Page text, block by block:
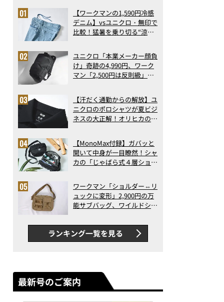
【ワークマンの1,590円冷感
デニム】vsユニクロ・無印で
比較！猛暑を乗り切る“涼感
で決定版
ユニクロ「本業メーカー顔負
け」奇跡の4,990円、ワーク
マン「2,500円は反則級」凄
ト3】（2026年6月版）
【汗だく通勤からの解放】ユ
ニクロのポロシャツが夏ビジ
ネスの大正解！オリヒカの透
アの実力
【MonoMax付録】ガバッと
開いて中身が一目瞭然！シャ
カの「じゃばら式４層ショル
った！
ワークマン「ショルダー⇔リ
ュックに変形」2,900円の万
能サブバッグ、ワイルドシン
録…ほか【休日バッグの人気
記事ランキングベスト3】
（2026年6月版）
ランキング一覧を見る
最新号のご案内